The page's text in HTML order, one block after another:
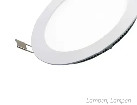
Lampen, Lampen